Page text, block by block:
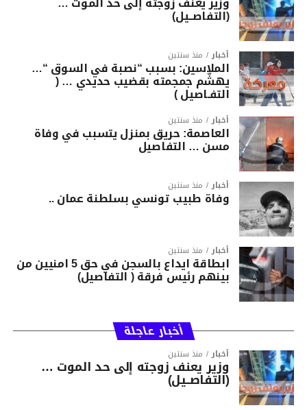
(التفاصــيل)
أخبار منذ سنتين
الملاسين: بسبب “نصبة في السوق “…
يهشّم جمجمته بقضيب حديدي … (
التفـاصيل )
أخبار منذ سنتين
العاصمة: حريق بمنزل يتسبب في وفاة
مسن … التفاصيل
أخبار منذ سنتين
وفاة طبيب تونسي بسلطنة عمان ..
أخبار منذ سنتين
ابطاقة ايداع بالسجن في حق 5 امنيين من
بينهم رئيس فرقة ( التفاصيل)
أخبار عاجلة
أخبار منذ سنتين
وزير يعنف زوجته إلى حد الموت …
(التفاصــيل)